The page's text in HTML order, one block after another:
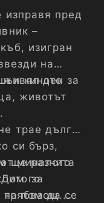
пред
–
изигран
на
киното
ден за
животът
трае дълго,
си бърз,
миналото
Дом го
трябва да се
ще разчита
за
на помощ.